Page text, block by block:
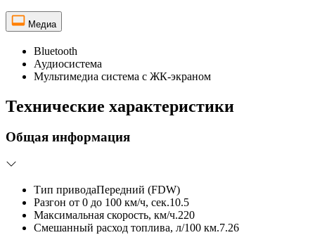
Медиа
Bluetooth
Аудиосистема
Мультимедиа система с ЖК-экраном
Технические характеристики
Общая информация
Тип приводаПередний (FDW)
Разгон от 0 до 100 км/ч, сек.10.5
Максимальная скорость, км/ч.220
Смешанный расход топлива, л/100 км.7.26